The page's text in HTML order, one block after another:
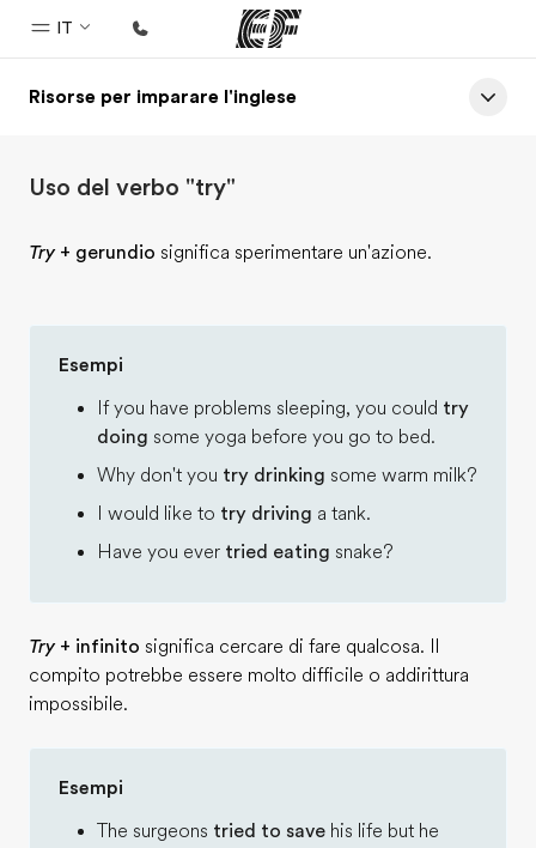
IT
Homepage
Programmi
Chi siamo
La nostra organizzazione
Risorse per imparare l'inglese
Uso del verbo "try"
Try+ gerundio significa sperimentare un'azione.
Esempi
If you have problems sleeping, you could try
doing some yoga before you go to bed.
Why don't you try drinking some warm milk?
I would like to try driving a tank.
Have you ever tried eating snake?
Try+ infinito significa cercare di fare qualcosa. Il
compito potrebbe essere molto difficile o addirittura
impossibile.
Esempi
The surgeons tried to save his life but he